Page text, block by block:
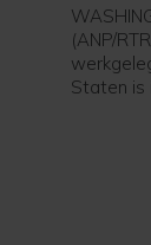
(ANP/
Staten is